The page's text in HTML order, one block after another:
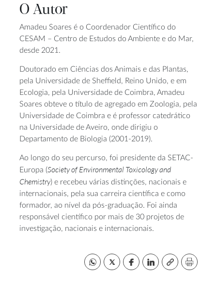
O Autor
Amadeu Soares é o Coordenador Científico do
CESAM – Centro de Estudos do Ambiente e do Mar,
desde 2021.
Doutorado em Ciências dos Animais e das Plantas,
pela Universidade de Sheffield, Reino Unido, e em
Ecologia, pela Universidade de Coimbra, Amadeu
Soares obteve o título de agregado em Zoologia, pela
Universidade de Coimbra e é professor catedrático
na Universidade de Aveiro, onde dirigiu o
Departamento de Biologia (2001-2019).
Ao longo do seu percurso, foi presidente da SETAC-
Europa (Society of Environmental Toxicology and
Chemistry) e recebeu várias distinções, nacionais e
internacionais, pela sua carreira científica e como
formador, ao nível da pós-graduação. Foi ainda
responsável científico por mais de 30 projetos de
investigação, nacionais e internacionais.